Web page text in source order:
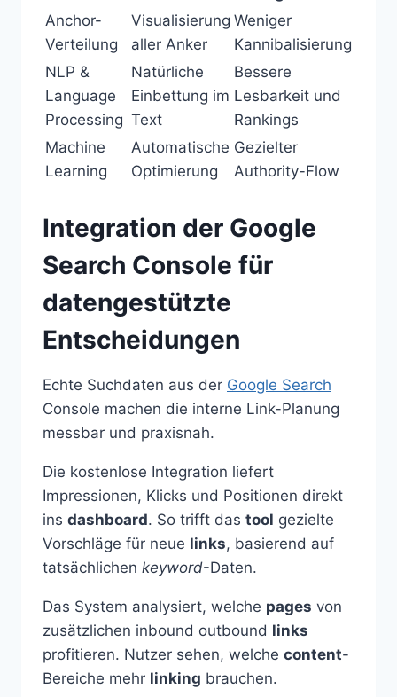
Anchor-
Verteilung
Visualisierung
aller Anker
Weniger
Kannibalisierung
NLP &
Language
Processing
Natürliche
Einbettung im
Text
Bessere
Lesbarkeit und
Rankings
Machine
Learning
Automatische
Optimierung
Gezielter
Authority-Flow
Integration der Google
Search Console für
datengestützte
Entscheidungen
Echte Suchdaten aus der Google Search
Console machen die interne Link-Planung
messbar und praxisnah.
Die kostenlose Integration liefert
Impressionen, Klicks und Positionen direkt
ins dashboard. So trifft das tool gezielte
Vorschläge für neue links, basierend auf
tatsächlichen keyword-Daten.
Das System analysiert, welche pages von
zusätzlichen inbound outbound links
profitieren. Nutzer sehen, welche content-
Bereiche mehr linking brauchen.